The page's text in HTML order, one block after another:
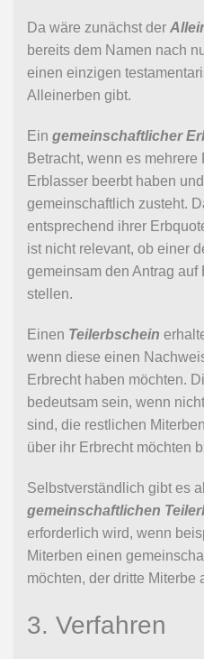
Da wäre zunächst der
bereits dem Namen nach
einen einzigen
Alleinerben gibt.
Ein gemeinschaftlicher
Betracht, wenn es
Erblasser beerbt haben
gemeinschaftlich zusteht.
entsprechend ihrer
ist nicht relevant, ob einer
gemeinsam den Antrag
stellen.
Einen Teilerbschein
wenn diese einen
Erbrecht haben möchten.
bedeutsam sein, wenn
sind, die restlichen
über ihr Erbrecht möchten
Selbstverständlich gibt es
gemeinschaftlichen
erforderlich wird, wenn
Miterben einen
möchten, der dritte Miterbe
3. Verfahren